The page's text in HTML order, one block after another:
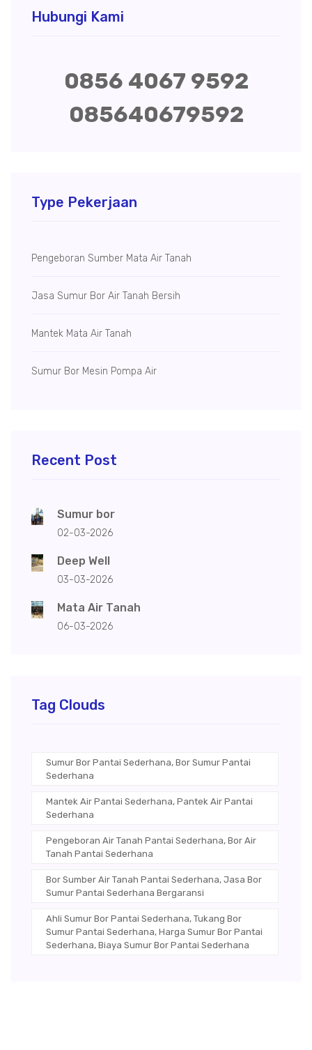
Hubungi Kami
0856 4067 9592
085640679592
Type Pekerjaan
Pengeboran Sumber Mata Air Tanah
Jasa Sumur Bor Air Tanah Bersih
Mantek Mata Air Tanah
Sumur Bor Mesin Pompa Air
Recent Post
Sumur bor
02-03-2026
Deep Well
03-03-2026
Mata Air Tanah
06-03-2026
Tag Clouds
Sumur Bor Pantai Sederhana, Bor Sumur Pantai
Sederhana
Mantek Air Pantai Sederhana, Pantek Air Pantai
Sederhana
Pengeboran Air Tanah Pantai Sederhana, Bor Air
Tanah Pantai Sederhana
Bor Sumber Air Tanah Pantai Sederhana, Jasa Bor
Sumur Pantai Sederhana Bergaransi
Ahli Sumur Bor Pantai Sederhana, Tukang Bor
Sumur Pantai Sederhana, Harga Sumur Bor Pantai
Sederhana, Biaya Sumur Bor Pantai Sederhana